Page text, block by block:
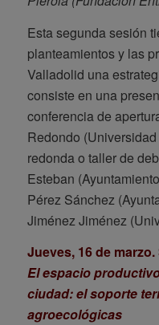
Esta segunda sesión
planteamientos y las
Valladolid una
consiste en una
conferencia de
Redondo
redonda o taller de
Esteban
Pérez Sánchez
Jiménez Jiménez
Jueves, 16 de
El espacio
ciudad: el soporte
agroecológicas